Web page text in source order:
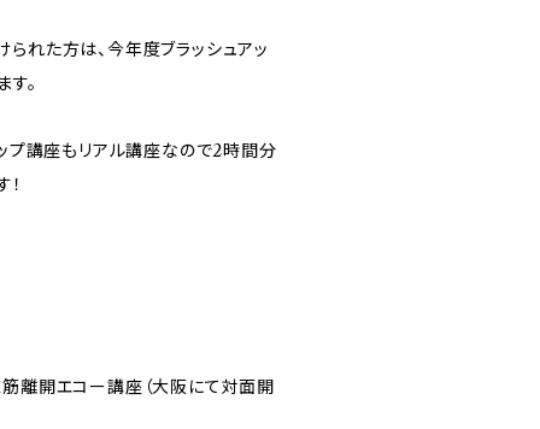
れた方は、今年度ブラッシュアッ
。
プ講座もリアル講座なので2時間分
離開エコー講座（大阪にて対面開